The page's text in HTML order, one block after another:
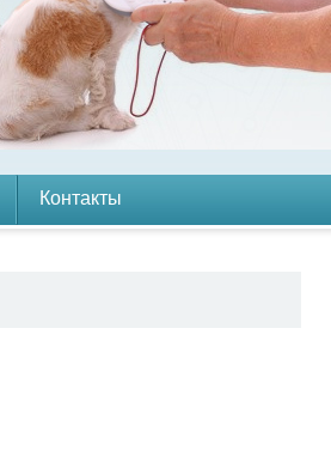
Контакты